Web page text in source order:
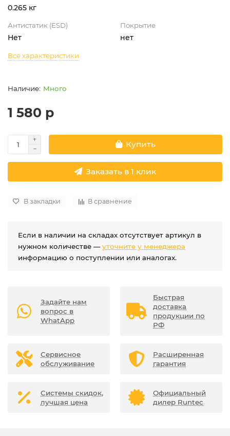
0.265 кг
Антистатик (ESD)
Нет
Покрытие
нет
Все характеристики
Много
1 580 р
Купить
Заказать в 1 клик
В закладки В сравнение
Если в наличии на складах отсутствует артикул в
нужном количестве —уточните у менеджера
информацию о поступлении или аналогах.
Задайте нам
вопрос в
WhatApp
Быстрая
доставка
продукции по
РФ
Сервисное
обслуживание
Расширенная
гарантия
Системы скидок,
лучшая цена
Официальный
дилер Runtec